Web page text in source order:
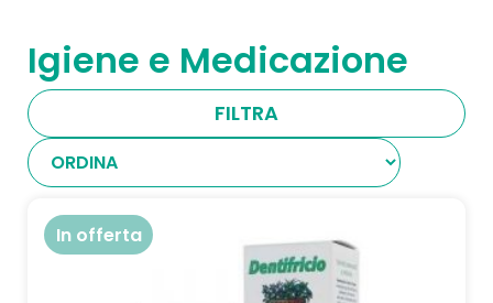
Igiene e Medicazione
FILTRA
In offerta